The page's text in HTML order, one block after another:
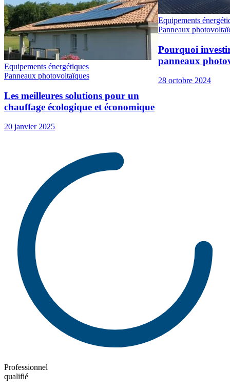
Equipements énergétiques
Panneaux photovoltaïques
Les meilleures solutions pour un
chauffage écologique et économique
20 janvier 2025
Equipements
Panneaux
Pourquoi
panneaux
28 octobre 2024
Professionnel
qualifié